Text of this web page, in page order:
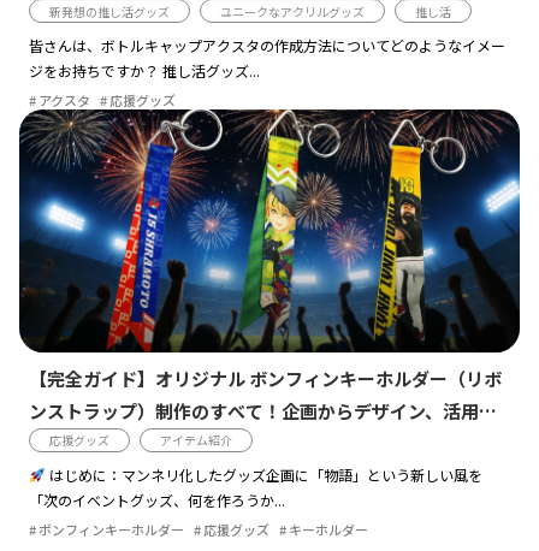
新発想の推し活グッズ ユニークなアクリルグッズ 推し活
皆さんは、ボトルキャップアクスタの作成方法についてどのようなイメー
ジをお持ちですか？ 推し活グッズ...
アクスタ 応援グッズ
【完全ガイド】オリジナル ボンフィンキーホルダー（リボ
ンストラップ）制作のすべて！企画からデザイン、活用事
例まで徹底解説
応援グッズ アイテム紹介
はじめに：マンネリ化したグッズ企画に「物語」という新しい風を
「次のイベントグッズ、何を作ろうか...
ボンフィンキーホルダー 応援グッズ キーホルダー